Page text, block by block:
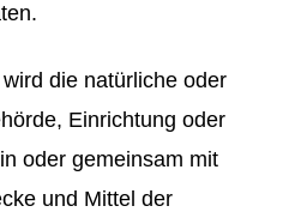
die natürliche oder
Einrichtung oder
oder gemeinsam mit
und Mittel der